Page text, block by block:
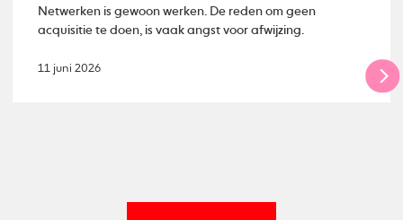
Netwerken is gewoon werken. De reden om geen
acquisitie te doen, is vaak angst voor afwijzing.
11 juni 2026